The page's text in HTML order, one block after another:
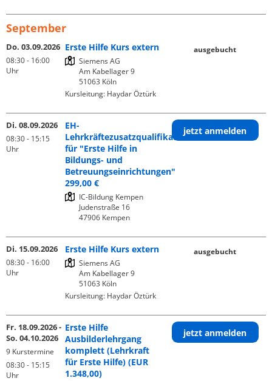
September
Do. 03.09.2026
08:30 - 16:00
Uhr
Erste Hilfe Kurs extern
Siemens AG
Am Kabellager 9
Kursleitung: Haydar Öztürk
ausgebucht
Di. 08.09.2026
08:30 - 15:15
Uhr
EH-
Lehrkräftezusatzqualifikation
für "Erste Hilfe in
Bildungs- und
Betreuungseinrichtungen"
299,00 €
IC-Bildung Kempen
Judenstraße 16
jetzt anmelden
Di. 15.09.2026
08:30 - 16:00
Uhr
Erste Hilfe Kurs extern
Siemens AG
Am Kabellager 9
Kursleitung: Haydar Öztürk
ausgebucht
Fr. 18.09.2026 -
So. 04.10.2026
9 Kurstermine
08:30 - 15:15
Uhr
Erste Hilfe
Ausbilderlehrgang
komplett (Lehrkraft
für Erste Hilfe) (EUR
1.348,00)
jetzt anmelden